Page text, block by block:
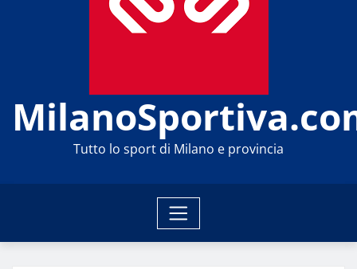
Tutto lo sport di Milano e provincia